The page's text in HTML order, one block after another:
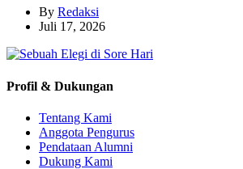
By Redaksi
Juli 17, 2026
Profil & Dukungan
Tentang Kami
Anggota Pengurus
Pendataan Alumni
Dukung Kami